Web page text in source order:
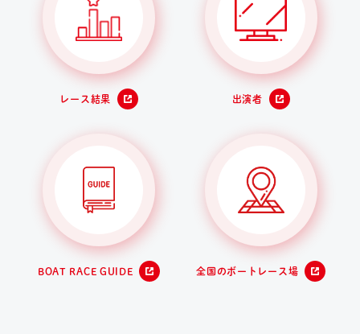
レース結果 出演者
BOAT RACE GUIDE 全国のボートレース場